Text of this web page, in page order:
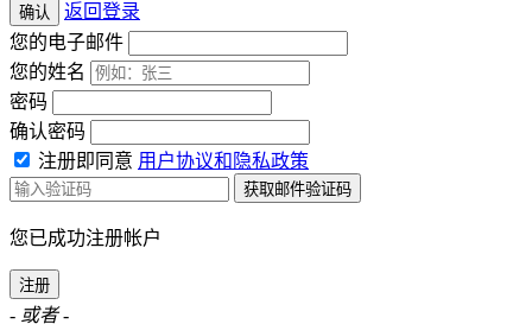
确认
返回登录
您的电子邮件
您的姓名
密码
确认密码
注册即同意 用户协议和隐私政策
获取邮件验证码
您已成功注册帐户
注册
- 或者 -